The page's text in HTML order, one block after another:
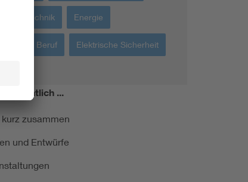
Medizintechnik Energie
Bildung + Beruf Elektrische Sicherheit
Monatlich ...
zusammen
und Entwürfe